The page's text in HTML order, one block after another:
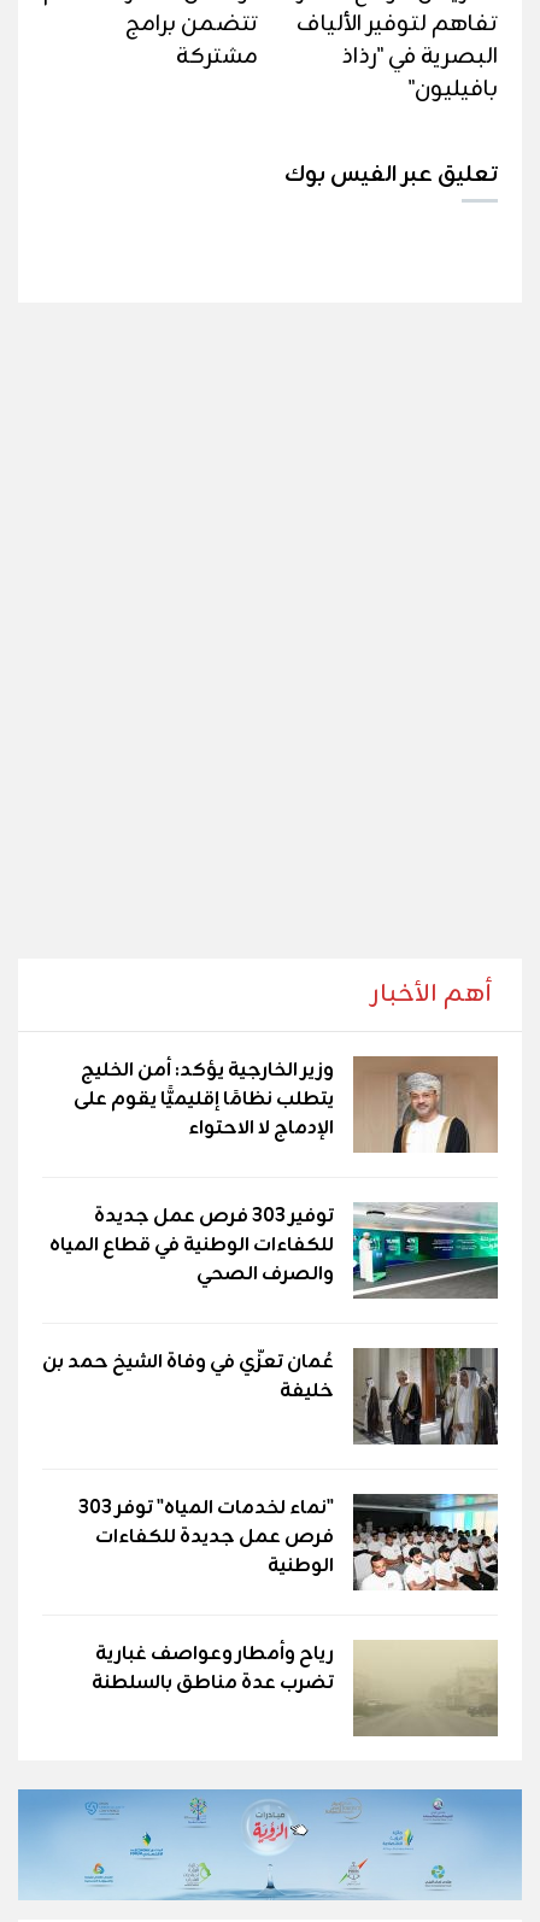
تفاهم لتوفير الألياف
البصرية في "رذاذ
بافيليون"
تتضمن برامج
مشتركة
تعليق عبر الفيس بوك
أهم الأخبار
وزير الخارجية يؤكد: أمن الخليج
يتطلب نظامًا إقليميًّا يقوم على
الإدماج لا الاحتواء
توفير 303 فرص عمل جديدة
للكفاءات الوطنية في قطاع المياه
والصرف الصحي
عُمان تعزّي في وفاة الشيخ حمد بن
خليفة
"نماء لخدمات المياه" توفر 303
فرص عمل جديدة للكفاءات
الوطنية
رياح وأمطار وعواصف غبارية
تضرب عدة مناطق بالسلطنة